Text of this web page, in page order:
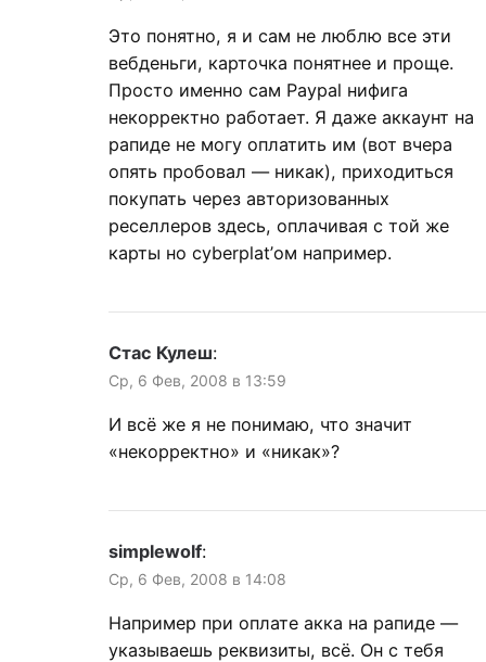
Это понятно, я и сам не люблю все эти
вебденьги, карточка понятнее и проще.
Просто именно сам Paypal нифига
некорректно работает. Я даже аккаунт на
рапиде не могу оплатить им (вот вчера
опять пробовал — никак), приходиться
покупать через авторизованных
реселлеров здесь, оплачивая с той же
карты но cyberplat’ом например.
Стас Кулеш:
Ср, 6 Фев, 2008 в 13:59
И всё же я не понимаю, что значит
«некорректно» и «никак»?
simplewolf:
Ср, 6 Фев, 2008 в 14:08
Например при оплате акка на рапиде —
указываешь реквизиты, всё. Он с тебя